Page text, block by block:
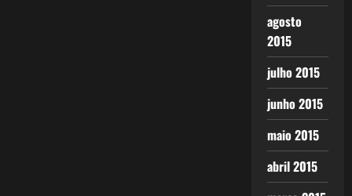
agosto
2015
julho 2015
junho 2015
maio 2015
abril 2015